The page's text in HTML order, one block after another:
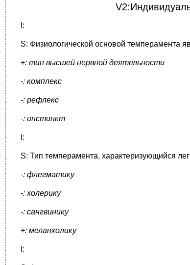
I:
S: Физиологической основой темперамента
+: тип высшей нервной деятельности
-: комплекс
-: рефлекс
-: инстинкт
I:
S: Тип темперамента, характеризующийся
-: флегматику
-: холерику
-: сангвинику
+: меланхолику
I: